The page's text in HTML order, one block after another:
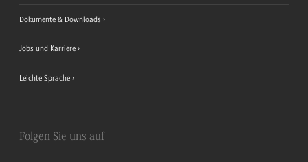
Dokumente & Downloads
Jobs und Karriere
Leichte Sprache
Folgen Sie uns auf